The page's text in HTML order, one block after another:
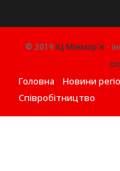
© 2019 ІЦ Міжмор'я -
Головна Новини
Співробітництво